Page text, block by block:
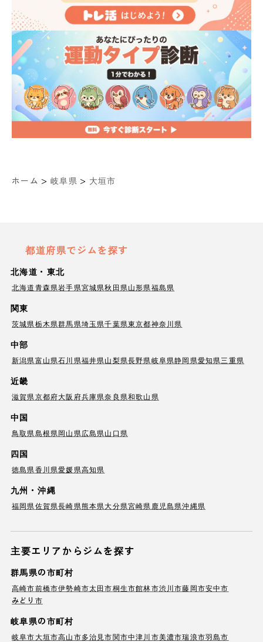
ホーム > 岐阜県 > 大垣市
都道府県でジムを探す
北海道・東北
北海道青森県岩手県宮城県秋田県山形県福島県
関東
茨城県栃木県群馬県埼玉県千葉県東京都神奈川県
中部
新潟県富山県石川県福井県山梨県長野県岐阜県静岡県愛知県三重県
近畿
滋賀県京都府大阪府兵庫県奈良県和歌山県
中国
鳥取県島根県岡山県広島県山口県
四国
徳島県香川県愛媛県高知県
九州・沖縄
福岡県佐賀県長崎県熊本県大分県宮崎県 鹿児島県沖縄県
主要エリアからジムを探す
群馬県の市町村
高崎市前橋市伊勢崎市太田市桐生市館林市渋川市藤岡市安中市
みどり市
岐阜県の市町村
岐阜市大垣市高山市多治見市関市中津川市美濃市瑞浪市羽島市